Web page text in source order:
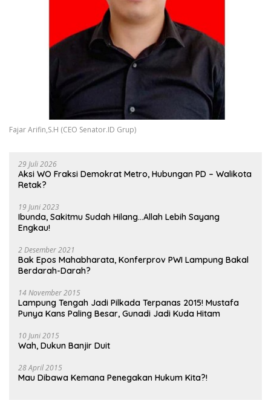
Fajar Arifin,S.H (CEO Senator.ID Grup)
29 Juli 2026
Aksi WO Fraksi Demokrat Metro, Hubungan PD – Walikota
Retak?
19 Juni 2023
Ibunda, Sakitmu Sudah Hilang…Allah Lebih Sayang
Engkau!
2 Desember 2021
Bak Epos Mahabharata, Konferprov PWI Lampung Bakal
Berdarah-Darah?
14 November 2015
Lampung Tengah Jadi Pilkada Terpanas 2015! Mustafa
Punya Kans Paling Besar, Gunadi Jadi Kuda Hitam
10 Juni 2015
Wah, Dukun Banjir Duit
28 April 2015
Mau Dibawa Kemana Penegakan Hukum Kita?!